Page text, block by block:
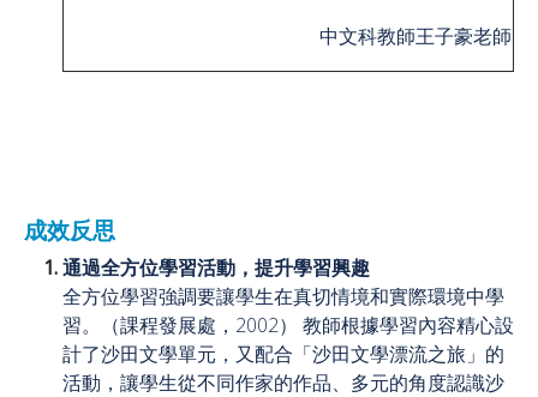
中文科教師王子豪老師
成效反思
通過全方位學習活動，提升學習興趣
全方位學習強調要讓學生在真切情境和實際環境中學
習。（課程發展處，2002） 教師根據學習內容精心設
計了沙田文學單元，又配合「沙田文學漂流之旅」的
活動，讓學生從不同作家的作品、多元的角度認識沙